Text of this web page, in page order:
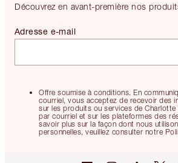
Découvrez en avant-première nos
Offre soumise à conditions. En
courriel, vous acceptez de recevoir des
sur les produits ou services de
par courriel et sur les plateformes des
savoir plus sur la façon dont nous
personnelles, veuillez consulter notre
Adresse e-mail